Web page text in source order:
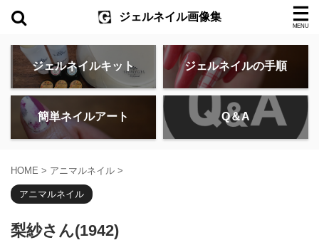
ジェルネイル画像集
ジェルネイルキット ジェルネイルの手順
簡単ネイルアート Q＆A
HOME > アニマルネイル >
アニマルネイル
梨紗さん(1942)